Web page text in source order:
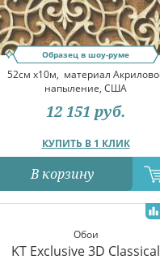
Образец в шоу-руме
52см x10м, материал
напыление, США
КУПИТЬ В 1 КЛИК
12 151 руб.
В корзину
Обои
KT Exclusive 3D Classical